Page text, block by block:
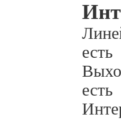
есть
есть